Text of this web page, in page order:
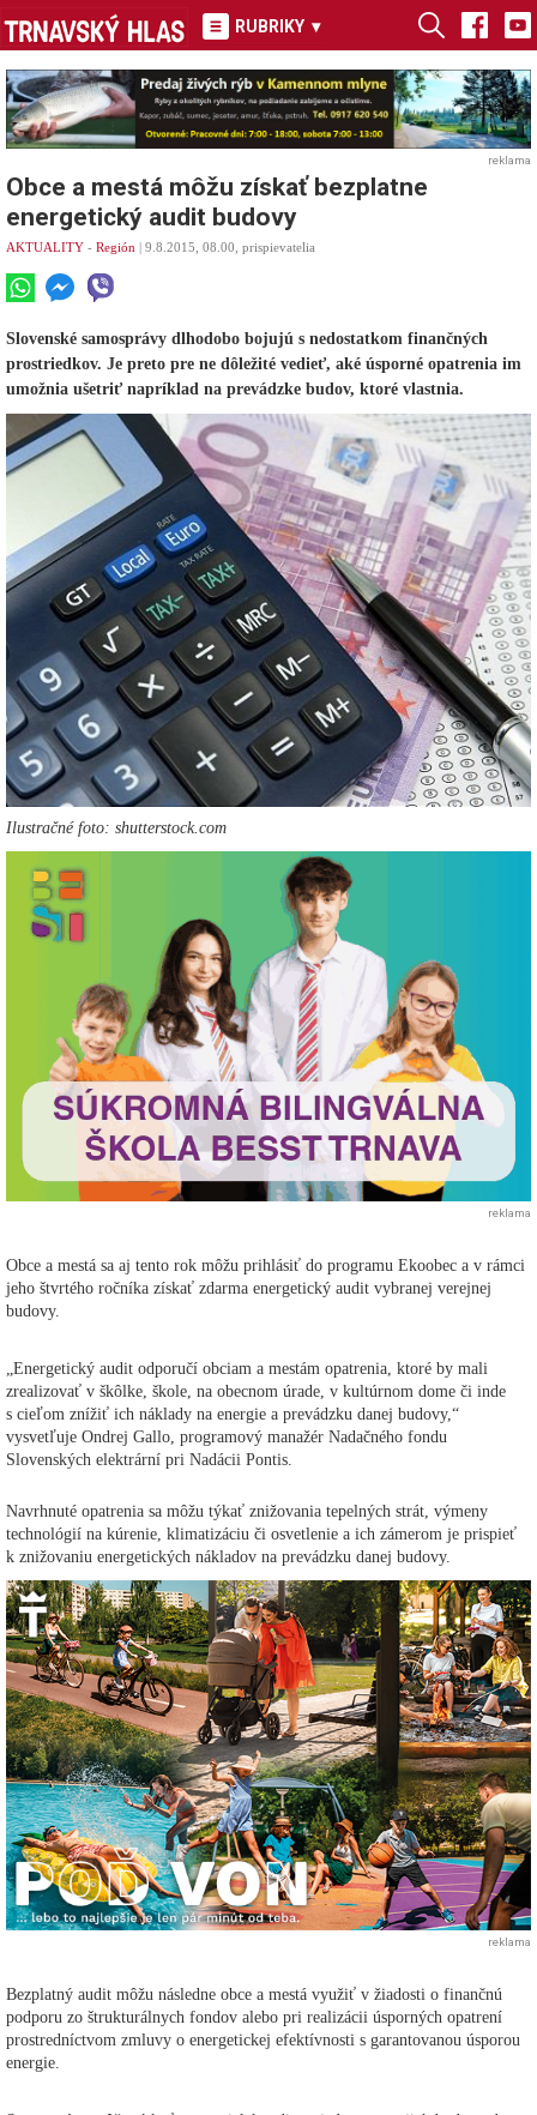
RUBRIKY ▾
reklama
Obce a mestá môžu získať bezplatne
energetický audit budovy
AKTUALITY - Región | 9.8.2015, 08.00, prispievatelia
Slovenské samosprávy dlhodobo bojujú s nedostatkom finančných
prostriedkov. Je preto pre ne dôležité vedieť, aké úsporné opatrenia im
umožnia ušetriť napríklad na prevádzke budov, ktoré vlastnia.
Ilustračné foto: shutterstock.com
reklama
Obce a mestá sa aj tento rok môžu prihlásiť do programu Ekoobec a v rámci
jeho štvrtého ročníka získať zdarma energetický audit vybranej verejnej
budovy.
„Energetický audit odporučí obciam a mestám opatrenia, ktoré by mali
zrealizovať v škôlke, škole, na obecnom úrade, v kultúrnom dome či inde
s cieľom znížiť ich náklady na energie a prevádzku danej budovy,“
vysvetľuje Ondrej Gallo, programový manažér Nadačného fondu
Slovenských elektrární pri Nadácii Pontis.
Navrhnuté opatrenia sa môžu týkať znižovania tepelných strát, výmeny
technológií na kúrenie, klimatizáciu či osvetlenie a ich zámerom je prispieť
k znižovaniu energetických nákladov na prevádzku danej budovy.
reklama
Bezplatný audit môžu následne obce a mestá využiť v žiadosti o finančnú
podporu zo štrukturálnych fondov alebo pri realizácii úsporných opatrení
prostredníctvom zmluvy o energetickej efektívnosti s garantovanou úsporou
energie.